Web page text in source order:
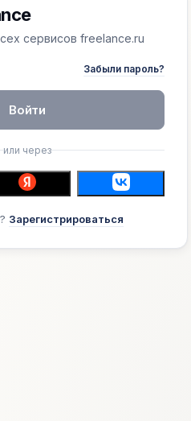
сервисов freelance.ru
Забыли пароль?
Войти
или через
Зарегистрироваться